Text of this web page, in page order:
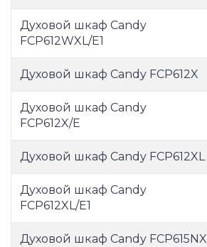
Духовой шкаф Candy
FCP612WXL/E1
Духовой шкаф Candy FCP612X
Духовой шкаф Candy
FCP612X/E
Духовой шкаф Candy FCP612XL
Духовой шкаф Candy
FCP612XL/E1
Духовой шкаф Candy FCP615NX